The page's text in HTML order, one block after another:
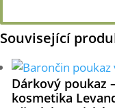
Související
Dárkový poukaz
kosmetika